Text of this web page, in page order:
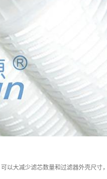
以大减少滤芯数量和过滤器外壳尺寸